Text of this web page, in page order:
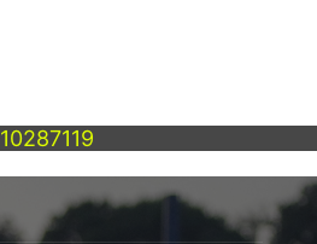
10287119